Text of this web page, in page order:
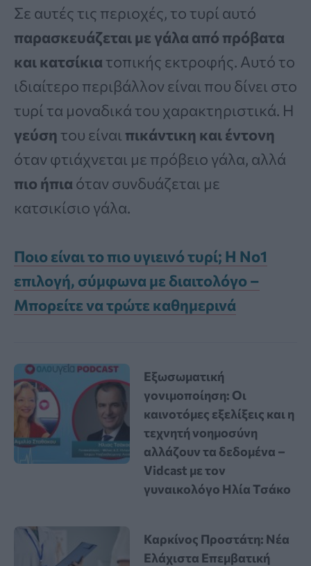
Σε αυτές τις περιοχές, το τυρί αυτό
παρασκευάζεται με γάλα από πρόβατα
και κατσίκια τοπικής εκτροφής. Αυτό το
ιδιαίτερο περιβάλλον είναι που δίνει στο
τυρί τα μοναδικά του χαρακτηριστικά. Η
γεύση του είναι πικάντικη και έντονη
όταν φτιάχνεται με πρόβειο γάλα, αλλά
πιο ήπια όταν συνδυάζεται με
κατσικίσιο γάλα.
Ποιο είναι το πιο υγιεινό τυρί; Η Νο1
επιλογή, σύμφωνα με διαιτολόγο –
Μπορείτε να τρώτε καθημερινά
Εξωσωματική
γονιμοποίηση: Οι
καινοτόμες εξελίξεις και η
τεχνητή νοημοσύνη
αλλάζουν τα δεδομένα –
Vidcast με τον
γυναικολόγο Ηλία Τσάκο
Καρκίνος Προστάτη: Νέα
Ελάχιστα Επεμβατική